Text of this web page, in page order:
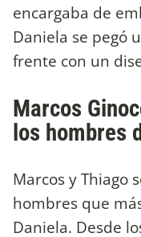
encargaba de
Daniela se pegó
frente con un
Marcos
los hombres
Marcos y Thiago
hombres que
Daniela. Desde